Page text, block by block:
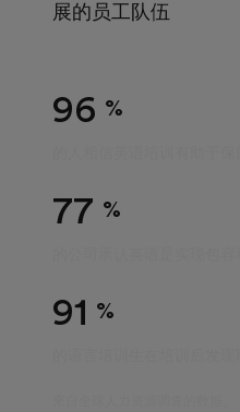
展的员工队伍
96 %
77 %
91 %